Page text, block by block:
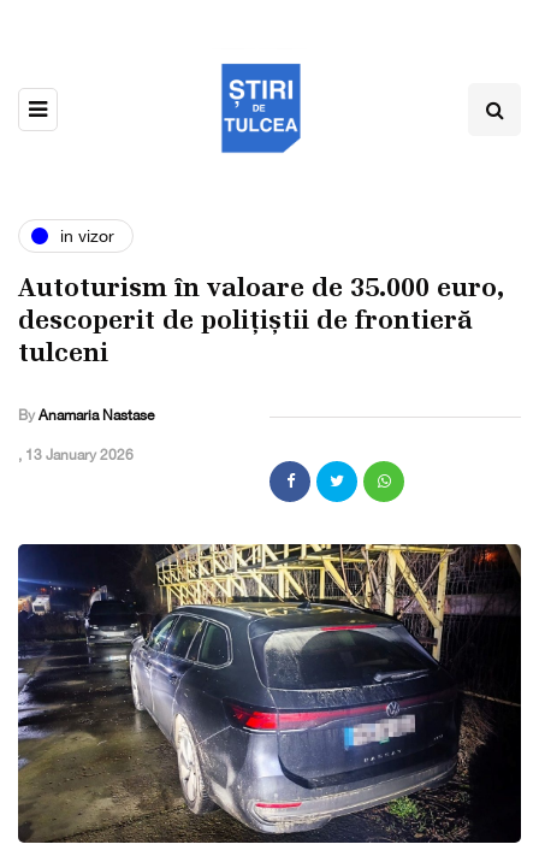
in vizor
Autoturism în valoare de 35.000 euro,
descoperit de polițiștii de frontieră
tulceni
By Anamaria Nastase
, 13 January 2026